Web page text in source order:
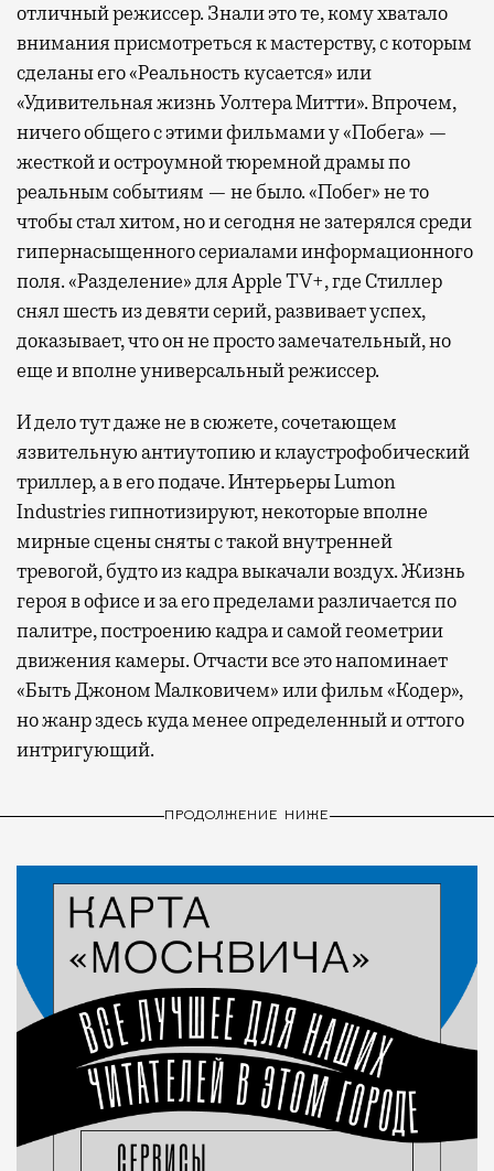
отличный режиссер. Знали это те, кому хватало
внимания присмотреться к мастерству, с которым
сделаны его «Реальность кусается» или
«Удивительная жизнь Уолтера Митти». Впрочем,
ничего общего с этими фильмами у «Побега» —
жесткой и остроумной тюремной драмы по
реальным событиям — не было. «Побег» не то
чтобы стал хитом, но и сегодня не затерялся среди
гипернасыщенного сериалами информационного
поля. «Разделение» для Apple TV+, где Стиллер
снял шесть из девяти серий, развивает успех,
доказывает, что он не просто замечательный, но
еще и вполне универсальный режиссер.
И дело тут даже не в сюжете, сочетающем
язвительную антиутопию и клаустрофобический
триллер, а в его подаче. Интерьеры Lumon
Industries гипнотизируют, некоторые вполне
мирные сцены сняты с такой внутренней
тревогой, будто из кадра выкачали воздух. Жизнь
героя в офисе и за его пределами различается по
палитре, построению кадра и самой геометрии
движения камеры. Отчасти все это напоминает
«Быть Джоном Малковичем» или фильм «Кодер»,
но жанр здесь куда менее определенный и оттого
интригующий.
ПРОДОЛЖЕНИЕ НИЖЕ